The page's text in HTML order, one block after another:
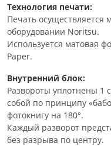
Технология печати:
Печать осуществляется
оборудовании Noritsu.
Используется матовая
Paper.
Внутренний блок:
Развороты уплотнены 1
собой по принципу
фотокнигу на 180°.
Каждый разворот
без разрыва по центру.